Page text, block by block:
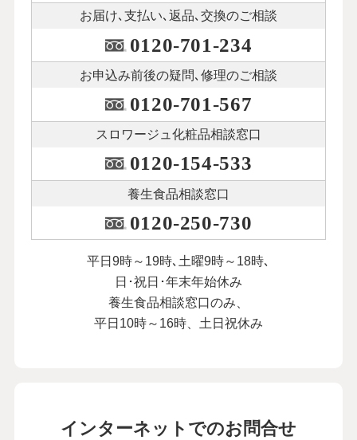
お届け､支払い､ 返品､交換のご相談
0120-701-234
お申込み前後の疑問､修理のご相談
0120-701-567
スロワージュ化粧品相談窓口
0120-154-533
養生食品相談窓口
0120-250-730
平日9時～19時､土曜9時～18時､
日･祝日･年末年始休み
養生食品相談窓口のみ、
平日10時～16時、土日祝休み
インターネットでのお問合せ